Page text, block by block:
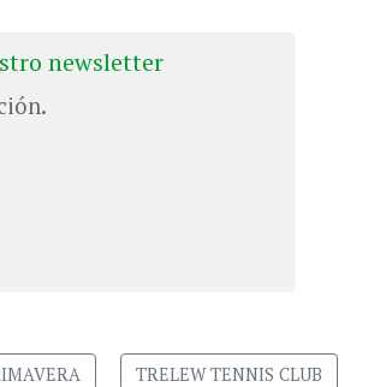
newsletter
TRELEW TENNIS CLUB